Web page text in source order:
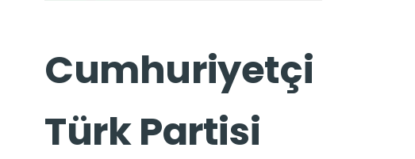
Cumhuriyetçi
Türk Partisi